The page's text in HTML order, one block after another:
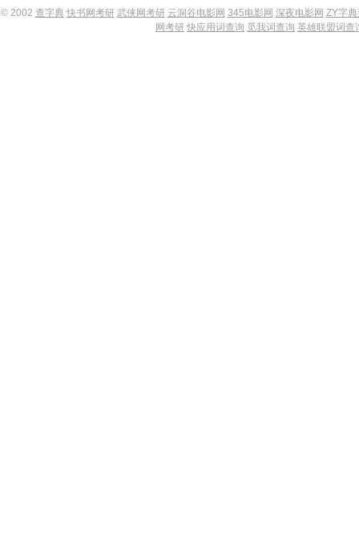
© 2002 查字典 快书网考研 武侠网考研 云洞谷电影网 345电影网 深夜电影网 ZY字
网考研 快应用词查询 觅我词查询 英雄联盟词查